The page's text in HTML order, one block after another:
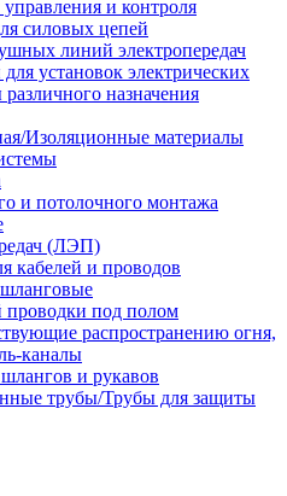
и контроля
силовых цепей
линий электропередач
установок электрических
назначения
Изоляционные материалы
и потолочного монтажа
(ЛЭП)
кабелей и проводов
под полом
распространению огня,
каналы
и рукавов
трубы/Трубы для защиты